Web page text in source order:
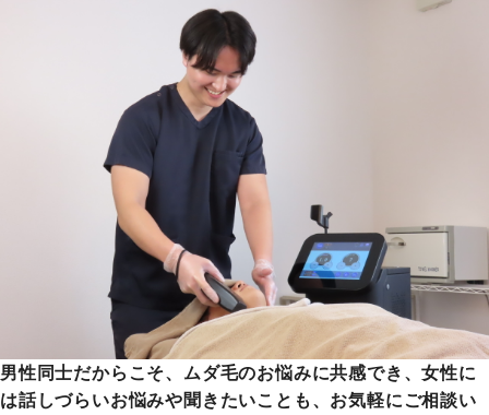
男性同士だからこそ、ムダ毛のお悩みに共感でき、女性に
は話しづらいお悩みや聞きたいことも、お気軽にご相談い